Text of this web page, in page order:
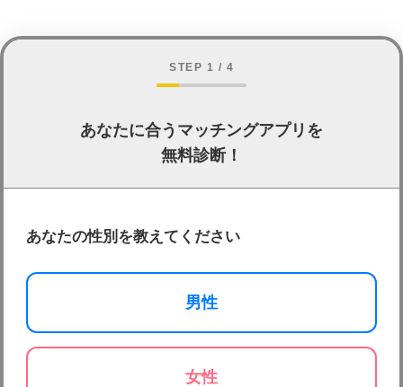
STEP 1 / 4
あなたに合うマッチングアプリを
無料診断！
あなたの性別を教えてください
男性
女性